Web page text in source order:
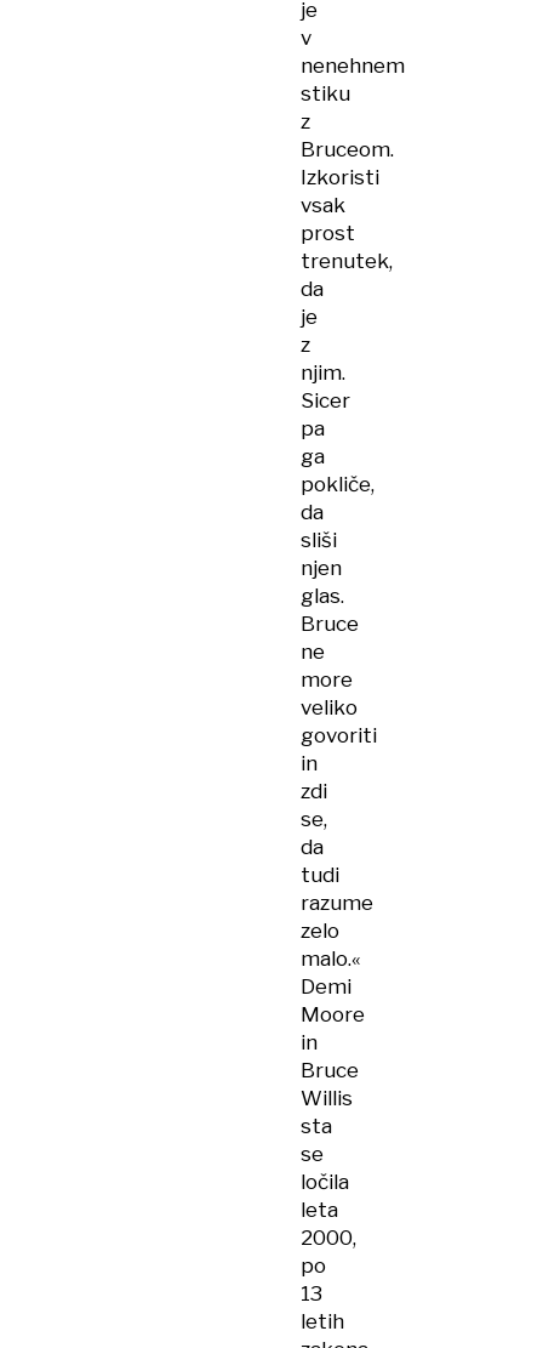
je
v
nenehnem
stiku
z
Bruceom.
Izkoristi
vsak
prost
trenutek,
da
je
z
njim.
Sicer
pa
ga
pokliče,
da
sliši
njen
glas.
Bruce
ne
more
veliko
govoriti
in
zdi
se,
da
tudi
razume
zelo
malo.«
Demi
Moore
in
Bruce
Willis
sta
se
ločila
leta
2000,
po
13
letih